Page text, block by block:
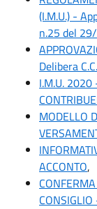
(I.M.U.) -
n.25 del
Delibera
I.M.U. 2020
MODELLO
ACCONTO,